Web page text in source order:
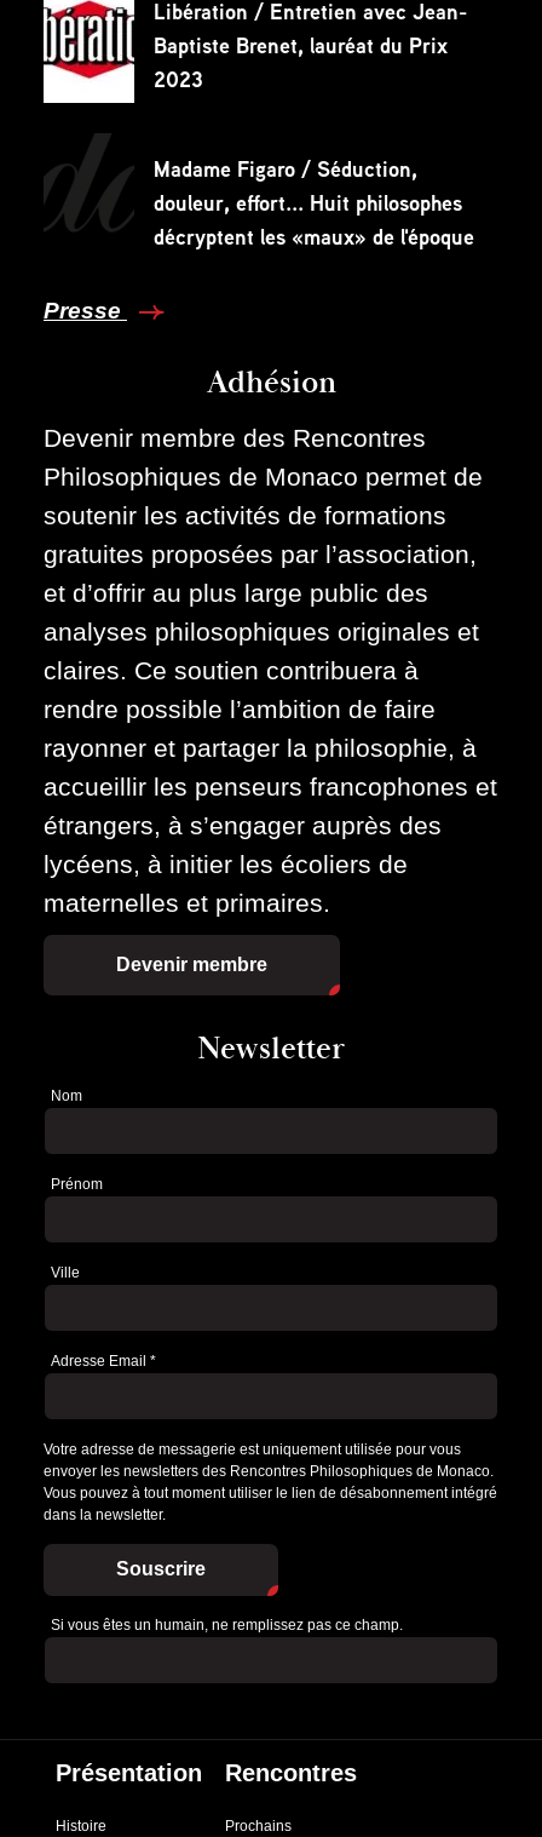
Libération / Entretien avec Jean-
Baptiste Brenet, lauréat du Prix
2023
Madame Figaro / Séduction,
douleur, effort... Huit philosophes
décryptent les «maux» de l'époque
Presse
Adhésion
Devenir membre des Rencontres
Philosophiques de Monaco permet de
soutenir les activités de formations
gratuites proposées par l’association,
et d’offrir au plus large public des
analyses philosophiques originales et
claires. Ce soutien contribuera à
rendre possible l’ambition de faire
rayonner et partager la philosophie, à
accueillir les penseurs francophones et
étrangers, à s’engager auprès des
lycéens, à initier les écoliers de
maternelles et primaires.
Devenir membre
Newsletter
Newsletter
Nom
Prénom
Ville
Adresse Email *
Votre adresse de messagerie est uniquement utilisée pour vous
envoyer les newsletters des Rencontres Philosophiques de Monaco.
Vous pouvez à tout moment utiliser le lien de désabonnement intégré
dans la newsletter.
Souscrire
Si vous êtes un humain, ne remplissez pas ce champ.
Présentation
Histoire
Rencontres
Prochains